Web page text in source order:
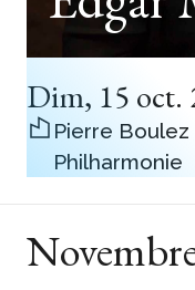
Dim, 15 oct.
Pierre
Philharmonie